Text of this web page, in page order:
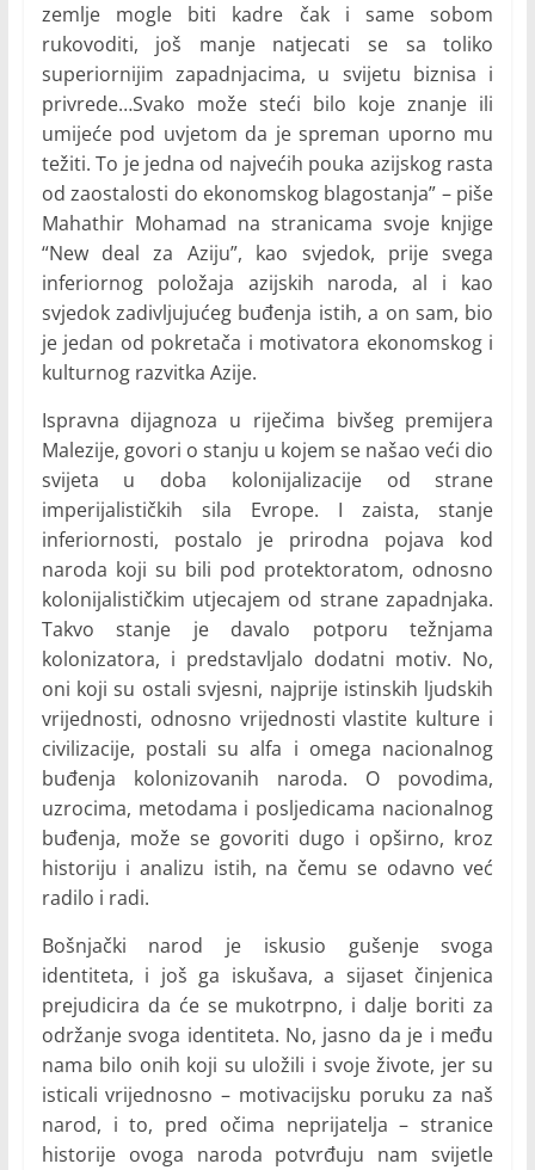
zemlje mogle biti kadre čak i same sobom
rukovoditi, još manje natjecati se sa toliko
superiornijim zapadnjacima, u svijetu biznisa i
privrede…Svako može steći bilo koje znanje ili
umijeće pod uvjetom da je spreman uporno mu
težiti. To je jedna od najvećih pouka azijskog rasta
od zaostalosti do ekonomskog blagostanja” – piše
Mahathir Mohamad na stranicama svoje knjige
“New deal za Aziju”, kao svjedok, prije svega
inferiornog položaja azijskih naroda, al i kao
svjedok zadivljujućeg buđenja istih, a on sam, bio
je jedan od pokretača i motivatora ekonomskog i
kulturnog razvitka Azije.
Ispravna dijagnoza u riječima bivšeg premijera
Malezije, govori o stanju u kojem se našao veći dio
svijeta u doba kolonijalizacije od strane
imperijalističkih sila Evrope. I zaista, stanje
inferiornosti, postalo je prirodna pojava kod
naroda koji su bili pod protektoratom, odnosno
kolonijalističkim utjecajem od strane zapadnjaka.
Takvo stanje je davalo potporu težnjama
kolonizatora, i predstavljalo dodatni motiv. No,
oni koji su ostali svjesni, najprije istinskih ljudskih
vrijednosti, odnosno vrijednosti vlastite kulture i
civilizacije, postali su alfa i omega nacionalnog
buđenja kolonizovanih naroda. O povodima,
uzrocima, metodama i posljedicama nacionalnog
buđenja, može se govoriti dugo i opširno, kroz
historiju i analizu istih, na čemu se odavno već
radilo i radi.
Bošnjački narod je iskusio gušenje svoga
identiteta, i još ga iskušava, a sijaset činjenica
prejudicira da će se mukotrpno, i dalje boriti za
održanje svoga identiteta. No, jasno da je i među
nama bilo onih koji su uložili i svoje živote, jer su
isticali vrijednosno – motivacijsku poruku za naš
narod, i to, pred očima neprijatelja – stranice
historije ovoga naroda potvrđuju nam svijetle